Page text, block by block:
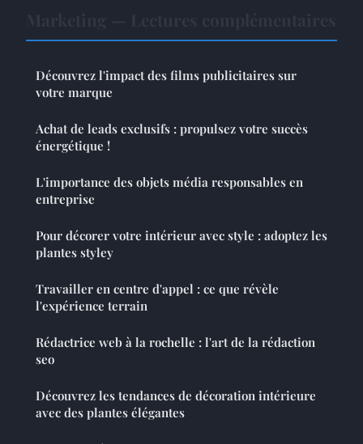
Découvrez l'impact des films publicitaires sur
votre marque
Achat de leads exclusifs : propulsez votre succès
énergétique !
L'importance des objets média responsables en
entreprise
Pour décorer votre intérieur avec style : adoptez les
plantes styley
Travailler en centre d'appel : ce que révèle
l'expérience terrain
Rédactrice web à la rochelle : l'art de la rédaction
seo
Découvrez les tendances de décoration intérieure
avec des plantes élégantes